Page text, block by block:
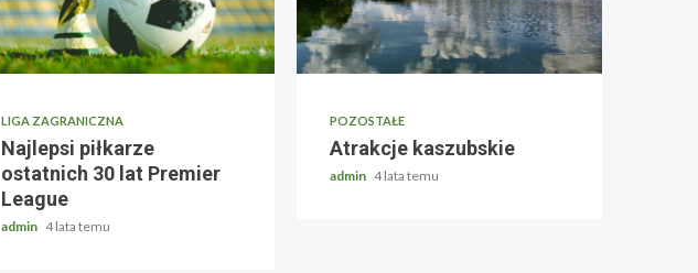
LIGA ZAGRANICZNA
Najlepsi piłkarze
ostatnich 30 lat Premier
League
admin 4 lata temu
POZOSTAŁE
Atrakcje kaszubskie
admin 4 lata temu